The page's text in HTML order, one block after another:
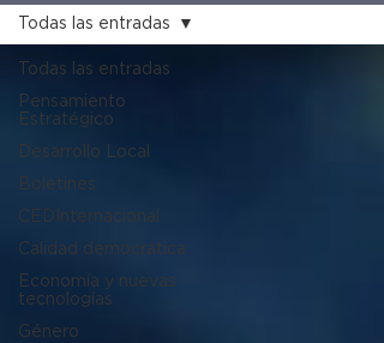
Todas las entradas
Pensamiento
Estratégico
Desarrollo Local
Boletines
CEDInternacional
Calidad democrática
Economía y nuevas
tecnologías
Género
Todas las entradas